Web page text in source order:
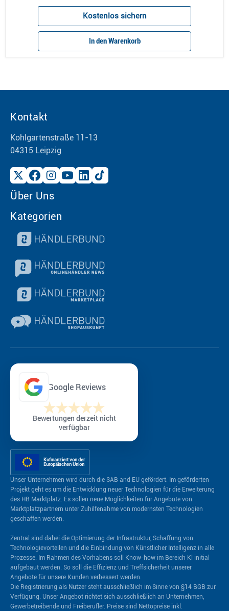
Kostenlos sichern
In den Warenkorb
Kontakt
Kohlgartenstraße 11-13
04315 Leipzig
Über Uns
Kategorien
Google Reviews
Bewertungen derzeit nicht
verfügbar
Kofinanziert von der
Europäischen Union
Unser Unternehmen wird durch die SAB and EU gefördert: Im geförderten
Projekt geht es um die Entwicklung neuer Technologien für die Erweiterung
des HB Marktplatz. Es sollen neue Möglichkeiten für Angebote von
Marktplatzpartnern unter Zuhilfenahme von modernsten Technologien
geschaffen werden.
Zentral sind dabei die Optimierung der Infrastruktur, Schaffung von
Technologievorteilen und die Einbindung von Künstlicher Intelligenz in alle
Prozesse. Im Rahmen des Vorhabens soll Know-how im Bereich Kl initial
aufgebaut werden. So soll die Effizienz und Treffsicherheit unserer
Angebote für unsere Kunden verbessert werden.
Die Registrierung als Nutzer steht ausschließlich im Sinne von §14 BGB zur
Verfügung. Unser Angebot richtet sich ausschließlich an Unternehmen,
Gewerbetreibende und Freiberufler. Preise sind Nettopreise inkl.